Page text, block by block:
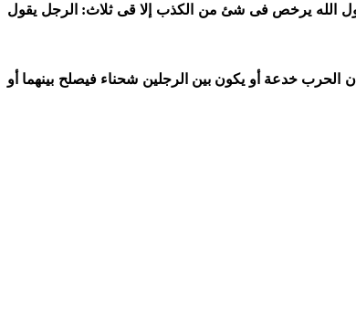
بنات النبى) أنها قالت: "ما سمعت رسول الله يرخص فى شئ من الكذب إلا قى ثلاث: الرجل يقول
خدعة أو يكون بين الرجلين شحناء فيصلح بينهما أو